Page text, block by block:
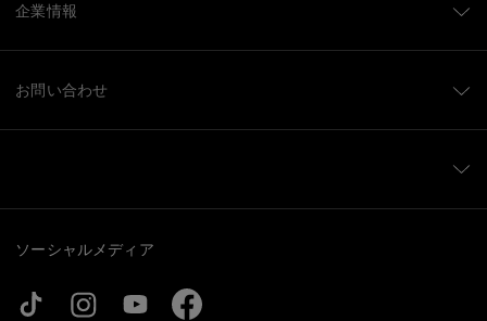
企業情報
お問い合わせ
ソーシャルメディア